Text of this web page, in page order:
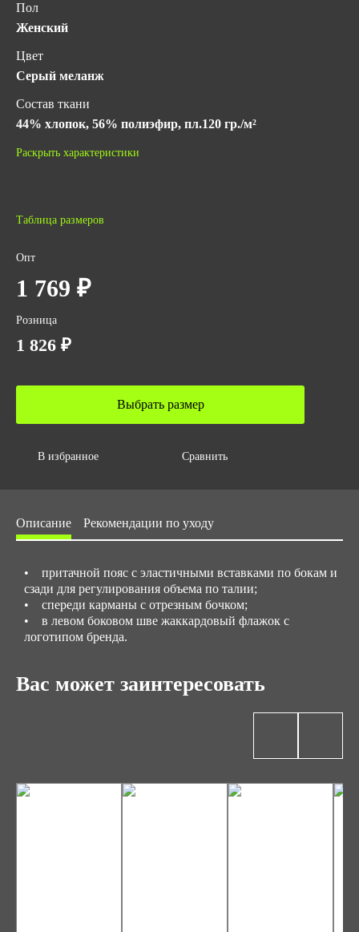
Пол
Женский
Цвет
Серый меланж
Состав ткани
44% хлопок, 56% полиэфир, пл.120 гр./м²
Гарантийный срок хранения
Защитные свойства
ГОСТ
ГОСТ 25294-2003
0.0005
Объем упаковки,м3
с 40 до 62 / с 158 до 176
Раскрыть характеристики
Таблица размеров
Опт
1 769 ₽
Розница
1 826 ₽
Выбрать размер
В избранное Сравнить
Описание Рекомендации по уходу
• притачной пояс с эластичными вставками по бокам и
сзади для регулирования объема по талии;
• спереди карманы с отрезным бочком;
• в левом боковом шве жаккардовый флажок с
логотипом бренда.
Вас может заинтересовать